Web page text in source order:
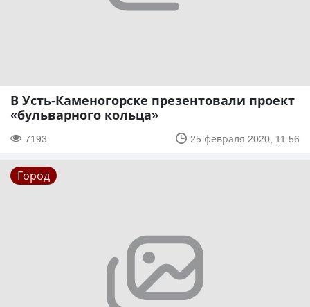
В Усть-Каменогорске презентовали проект
«бульварного кольца»
7193 25 февраля 2020, 11:56
Город